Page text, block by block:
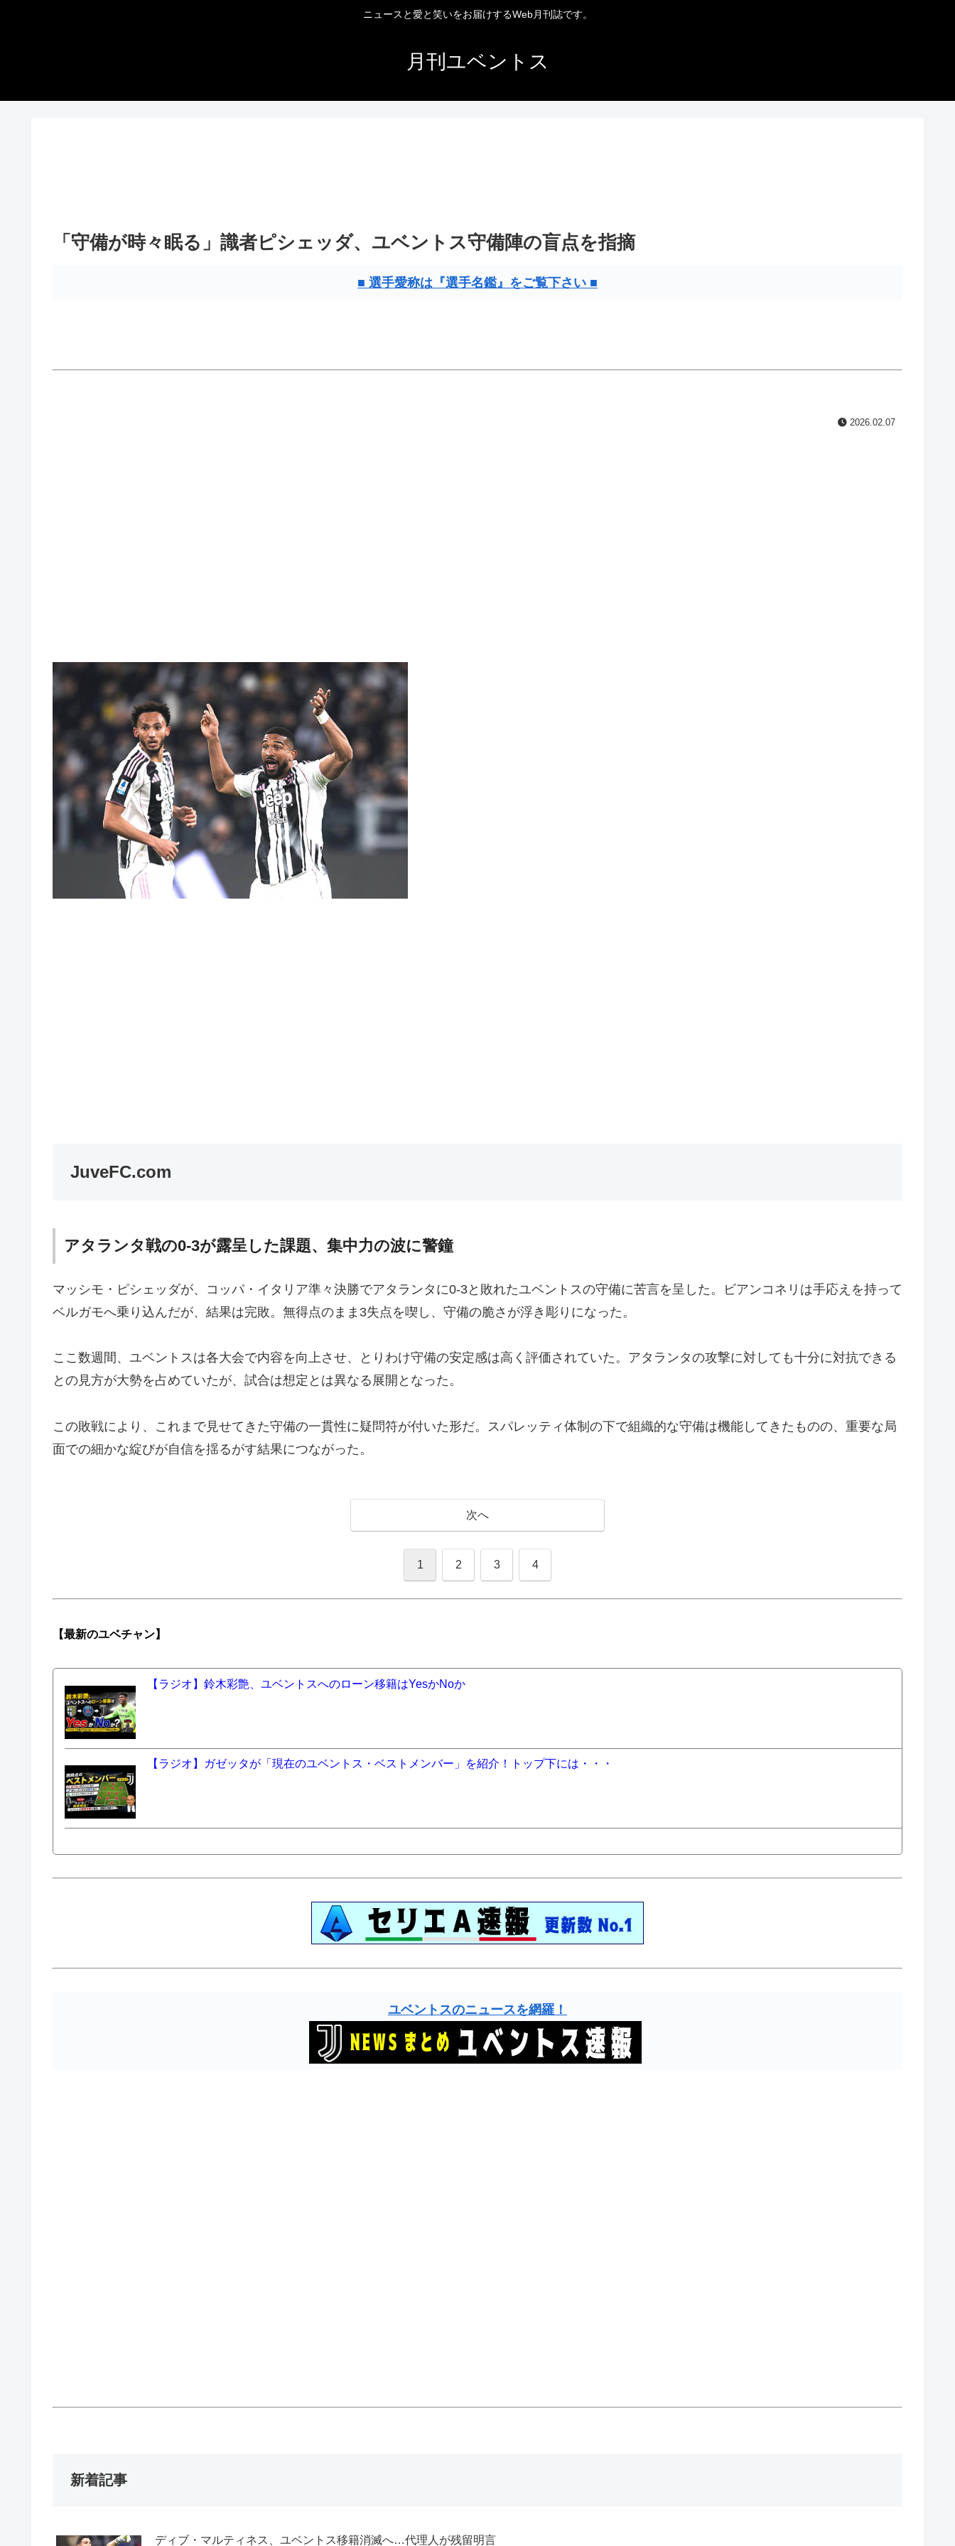
ニュースと愛と笑いをお届けするWeb月刊誌です。
月刊ユベントス
「守備が時々眠る」識者ピシェッダ、ユベントス守備陣の盲点を指摘
■ 選手愛称は『選手名鑑』をご覧下さい ■
2026.02.07
JuveFC.com
アタランタ戦の0-3が露呈した課題、集中力の波に警鐘
マッシモ・ピシェッダが、コッパ・イタリア準々決勝でアタランタに0-3と敗れたユベントスの守備に苦言を呈した。ビアンコネリは手応えを持って
ベルガモへ乗り込んだが、結果は完敗。無得点のまま3失点を喫し、守備の脆さが浮き彫りになった。
ここ数週間、ユベントスは各大会で内容を向上させ、とりわけ守備の安定感は高く評価されていた。アタランタの攻撃に対しても十分に対抗できる
との見方が大勢を占めていたが、試合は想定とは異なる展開となった。
この敗戦により、これまで見せてきた守備の一貫性に疑問符が付いた形だ。スパレッティ体制の下で組織的な守備は機能してきたものの、重要な局
面での細かな綻びが自信を揺るがす結果につながった。
次へ
1 2 3 4
【最新のユベチャン】
【ラジオ】鈴木彩艶、ユベントスへのローン移籍はYesかNoか
【ラジオ】ガゼッタが「現在のユベントス・ベストメンバー」を紹介！トップ下には・・・
ユベントスのニュースを網羅！
新着記事
ディブ・マルティネス、ユベントス移籍消滅へ…代理人が残留明言